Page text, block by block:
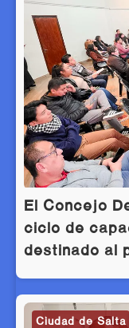
El Concejo
ciclo de
destinado al
Ciudad de Salta